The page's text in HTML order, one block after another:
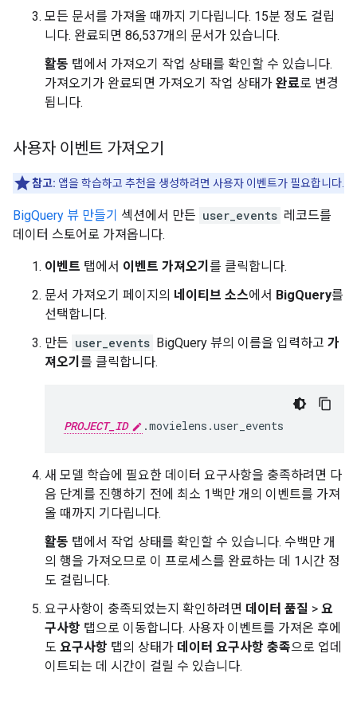
모든 문서를 가져올 때까지 기다립니다. 15분 정도 걸립
니다. 완료되면 86,537개의 문서가 있습니다.
활동 탭에서 가져오기 작업 상태를 확인할 수 있습니다.
가져오기가 완료되면 가져오기 작업 상태가 완료로 변경
됩니다.
사용자 이벤트 가져오기
참고: 앱을 학습하고 추천을 생성하려면 사용자 이벤트가 필요합니다.
BigQuery 뷰 만들기 섹션에서 만든 user_events 레코드를
데이터 스토어로 가져옵니다.
이벤트 탭에서 이벤트 가져오기 를 클릭합니다.
문서 가져오기 페이지의 네이티브 소스에서 BigQuery를
선택합니다.
만든 user_events BigQuery 뷰의 이름을 입력하고 가
져오기 를 클릭합니다.
PROJECT_ID
새 모델 학습에 필요한 데이터 요구사항을 충족하려면 다
음 단계를 진행하기 전에 최소 1백만 개의 이벤트를 가져
올 때까지 기다립니다.
활동 탭에서 작업 상태를 확인할 수 있습니다. 수백만 개
의 행을 가져오므로 이 프로세스를 완료하는 데 1시간 정
도 걸립니다.
요구사항이 충족되었는지 확인하려면 데이터 품질 > 요
구사항 탭으로 이동합니다. 사용자 이벤트를 가져온 후에
도 요구사항 탭의 상태가 데이터 요구사항 충족으로 업데
이트되는 데 시간이 걸릴 수 있습니다.